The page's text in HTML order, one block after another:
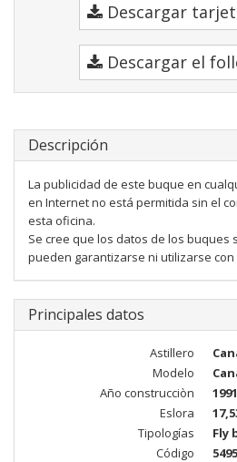
Descargar
Descargar el
Descripción
La publicidad de este buque en
en Internet no está permitida sin el
esta oficina.
Se cree que los datos de los buques
pueden garantizarse ni utilizarse
Principales datos
Astillero
Modelo
Año construcciòn
1991
Eslora
Tipologías
Fly
Código